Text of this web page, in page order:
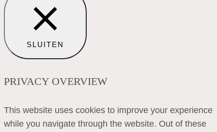
SLUITEN
PRIVACY OVERVIEW
This website uses cookies to improve your experience
while you navigate through the website. Out of these